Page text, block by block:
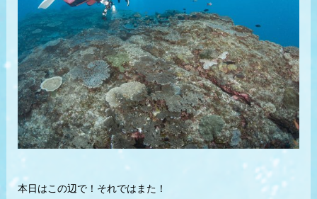
本日はこの辺で！それではまた！